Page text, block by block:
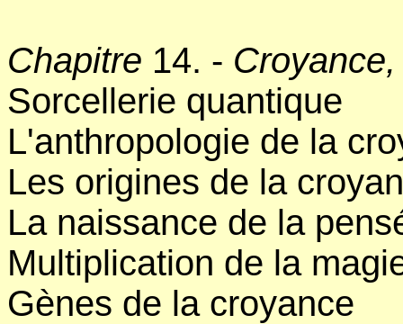
Chapitre 14. -
Sorcellerie quantique
L'anthropologie de la
Les origines de la
La naissance de la
Multiplication de la
Gènes de la croyance